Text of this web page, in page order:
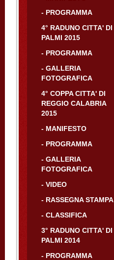
- PROGRAMMA
4° RADUNO CITTA' DI
PALMI 2015
- PROGRAMMA
- GALLERIA
FOTOGRAFICA
4° COPPA CITTA' DI
REGGIO CALABRIA
2015
- MANIFESTO
- PROGRAMMA
- GALLERIA
FOTOGRAFICA
- VIDEO
- RASSEGNA STAMPA
- CLASSIFICA
3° RADUNO CITTA' DI
PALMI 2014
- PROGRAMMA